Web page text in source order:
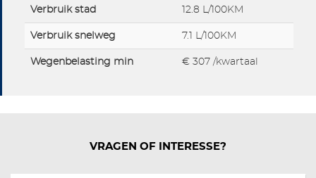
Verbruik stad 12.8 L/100KM
Verbruik snelweg 7.1 L/100KM
Wegenbelasting min € 307 /kwartaal
VRAGEN OF INTERESSE?